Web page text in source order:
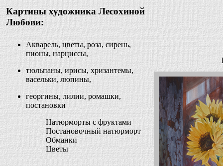
Картины художника Лесохиной
Любови:
Акварель, цветы, роза, сирень,
пионы, нарциссы,
тюльпаны, ирисы, хризантемы,
васельки, люпины,
георгины, лилии, ромашки,
постановки
Натюрморты с фруктами
Постановочный натюрморт
Обманки
Цветы